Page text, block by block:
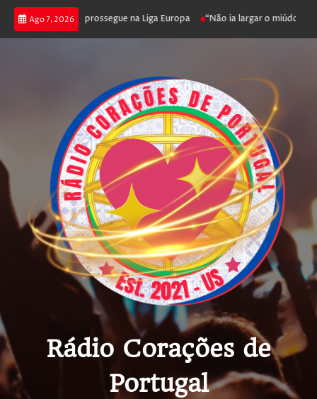
Ago 7, 2026
joga poker e prossegue na Liga Europa “Não ia largar o miúdo”.
Rádio Corações de
Portugal